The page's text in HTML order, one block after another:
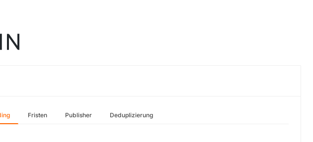
Fristen Publisher Deduplizierung